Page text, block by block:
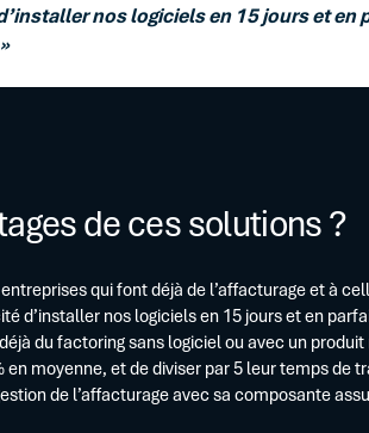
nos logiciels en 15 jours et
de ces solutions ?
qui font déjà de l’affacturage et à
d’installer nos logiciels en 15 jours et en
du factoring sans logiciel ou avec un
moyenne, et de diviser par 5 leur temps de
de l’affacturage avec sa composante